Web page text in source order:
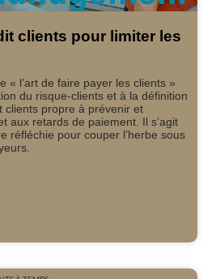
clients pour limiter les
« l’art de faire payer les clients »
du risque-clients et à la définition
clients propre à prévenir et
aux retards de paiement. Il s’agit
réfléchie pour couper l’herbe sous